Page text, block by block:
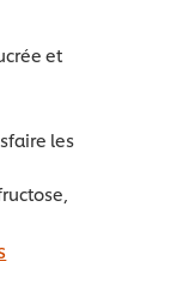
et
les